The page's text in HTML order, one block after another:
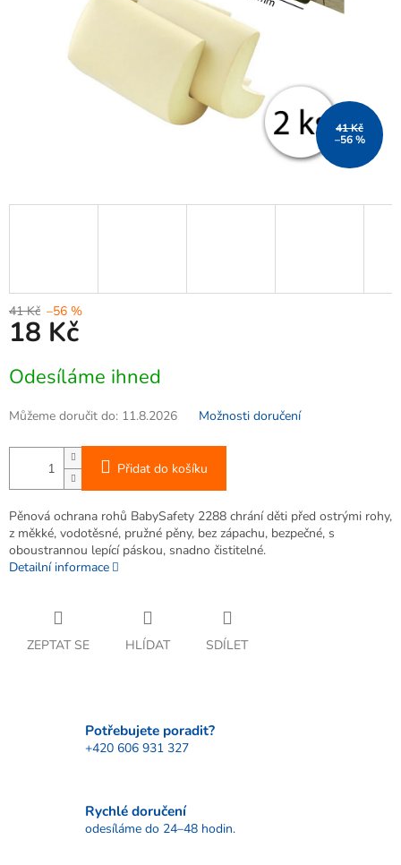
41 Kč
–56 %
41 Kč –56 %
18 Kč
cena:
Odesíláme ihned
Můžeme doručit do: 11.8.2026 Možnosti doručení
Přidat do košíku
Pěnová ochrana rohů BabySafety 2288 chrání děti před ostrými rohy,
z měkké, vodotěsné, pružné pěny, bez zápachu, bezpečné, s
oboustrannou lepící páskou, snadno čistitelné.
Detailní informace
ZEPTAT SE HLÍDAT SDÍLET
Potřebujete poradit?
+420 606 931 327
Rychlé doručení
odesíláme do 24–48 hodin.